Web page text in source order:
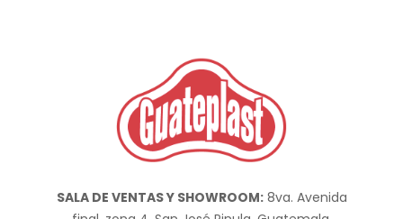
SALA DE VENTAS Y SHOWROOM:8va. Avenida